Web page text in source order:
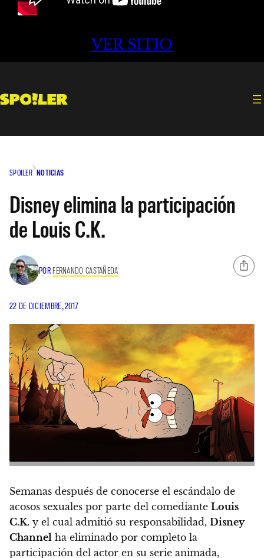
VER SITIO
SPOILER NOTICIAS
Disney elimina la participación
de Louis C.K.
POR FERNANDO CASTAÑEDA
22 DE DICIEMBRE, 2017
Semanas después de conocerse el escándalo de
acosos sexuales por parte del comediante Louis
C.K. y el cual admitió su responsabilidad, Disney
Channel ha eliminado por completo la
participación del actor en su serie animada,